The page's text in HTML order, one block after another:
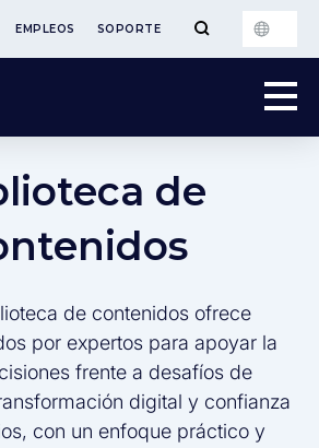
EMPLEOS SOPORTE
de
de contenidos ofrece
por expertos para apoyar la
frente a desafíos de
digital y confianza
con un enfoque práctico y